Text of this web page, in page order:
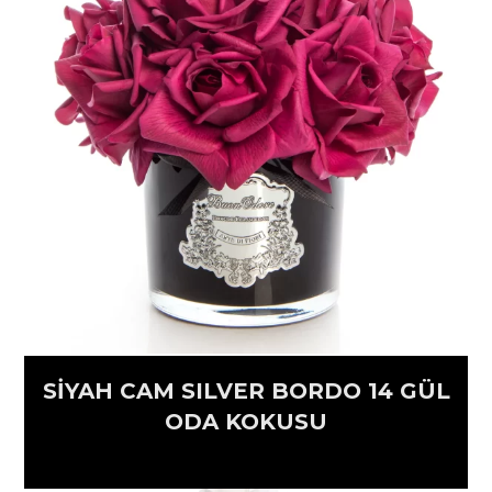
SİYAH CAM SILVER BORDO 14 GÜL
ODA KOKUSU